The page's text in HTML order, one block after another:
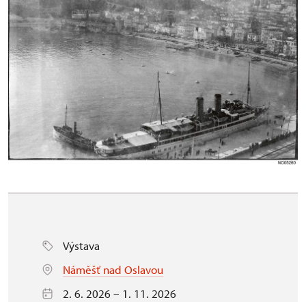
Výstava
Náměšť nad Oslavou
2. 6. 2026 – 1. 11. 2026